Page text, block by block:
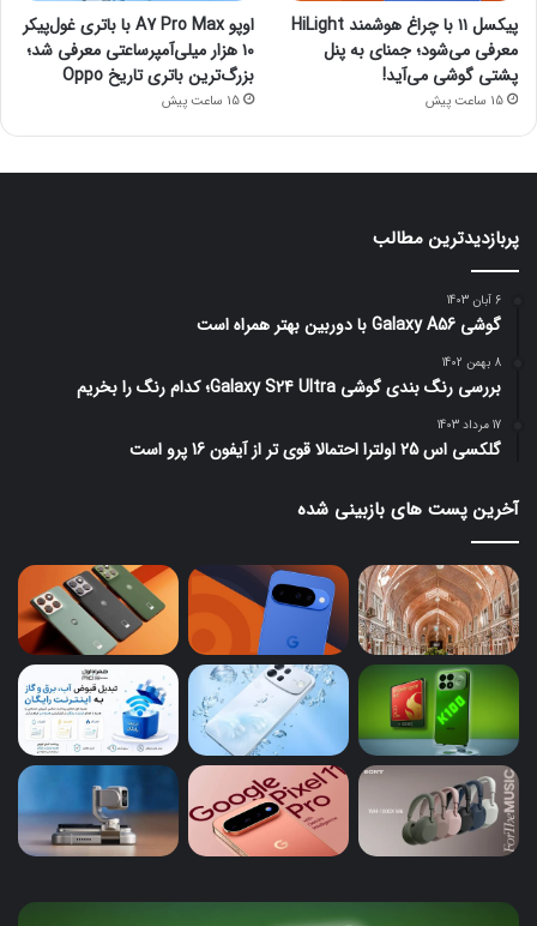
پیکسل ۱۱ با چراغ هوشمند HiLight
معرفی می‌شود؛ جمنای به پنل
پشتی گوشی می‌آید!
15 ساعت پیش
اوپو A7 Pro Max با باتری غول‌پیکر
۱۰ هزار میلی‌آمپرساعتی معرفی شد؛
بزرگ‌ترین باتری تاریخ Oppo
15 ساعت پیش
پربازدیدترین مطالب
6 آبان 1403
گوشی Galaxy A56 با دوربین بهتر همراه است
8 بهمن 1402
بررسی رنگ بندی گوشی Galaxy S24 Ultra؛ کدام رنگ را بخریم
17 مرداد 1403
گلکسی اس 25 اولترا احتمالا قوی تر از آیفون 16 پرو است
آخرین پست های بازبینی شده
ردمی